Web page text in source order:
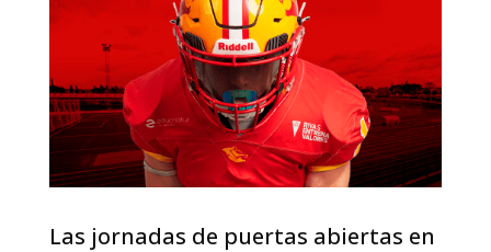
Las jornadas de puertas abiertas en